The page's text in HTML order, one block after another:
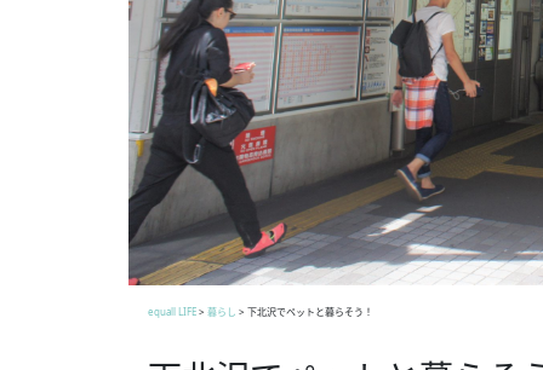
equall LIFE> 暮らし > 下北沢でペットと暮らそう！